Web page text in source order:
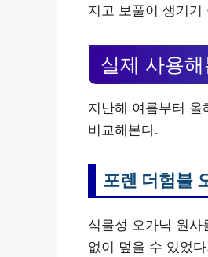
지고 보풀이 생기기
실제 사용
지난해 여름부터
비교해본다.
포렌 더험블
식물성 오가닉 원사
없이 덮을 수 있었